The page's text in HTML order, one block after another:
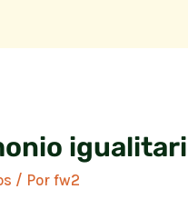
/ Porfw2